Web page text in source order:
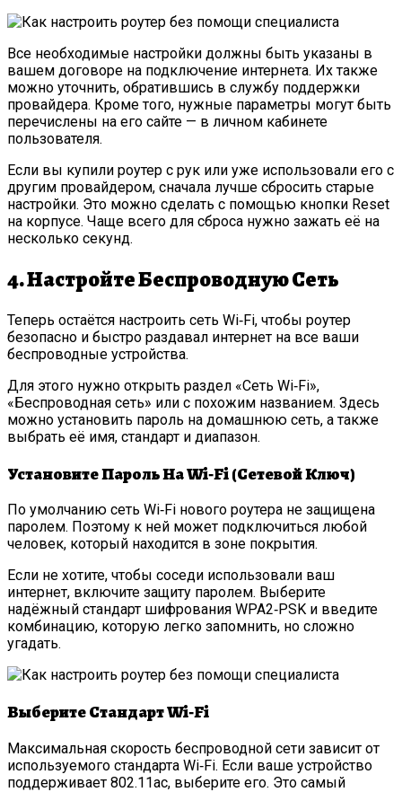
Все необходимые настройки должны быть указаны в
вашем договоре на подключение интернета. Их также
можно уточнить, обратившись в службу поддержки
провайдера. Кроме того, нужные параметры могут быть
перечислены на его сайте — в личном кабинете
пользователя.
Если вы купили роутер с рук или уже использовали его с
другим провайдером, сначала лучше сбросить старые
настройки. Это можно сделать с помощью кнопки Reset
на корпусе. Чаще всего для сброса нужно зажать её на
несколько секунд.
4. Настройте Беспроводную Сеть
Теперь остаётся настроить сеть Wi‑Fi, чтобы роутер
безопасно и быстро раздавал интернет на все ваши
беспроводные устройства.
Для этого нужно открыть раздел «Сеть Wi‑Fi»,
«Беспроводная сеть» или с похожим названием. Здесь
можно установить пароль на домашнюю сеть, а также
выбрать её имя, стандарт и диапазон.
Установите Пароль На Wi‑Fi (сетевой Ключ)
По умолчанию сеть Wi‑Fi нового роутера не защищена
паролем. Поэтому к ней может подключиться любой
человек, который находится в зоне покрытия.
Если не хотите, чтобы соседи использовали ваш
интернет, включите защиту паролем. Выберите
надёжный стандарт шифрования WPA2‑PSK и введите
комбинацию, которую легко запомнить, но сложно
угадать.
Выберите Стандарт Wi‑Fi
Максимальная скорость беспроводной сети зависит от
используемого стандарта Wi‑Fi. Если ваше устройство
поддерживает 802.11ac, выберите его. Это самый